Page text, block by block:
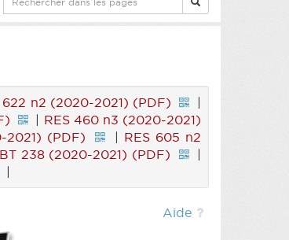
622 n2 (2020-2021) (PDF)
|
| RES 460 n3 (2020-2021)
2021) (PDF) | RES 605 n2
BT 238 (2020-2021) (PDF)
|
|
Aide